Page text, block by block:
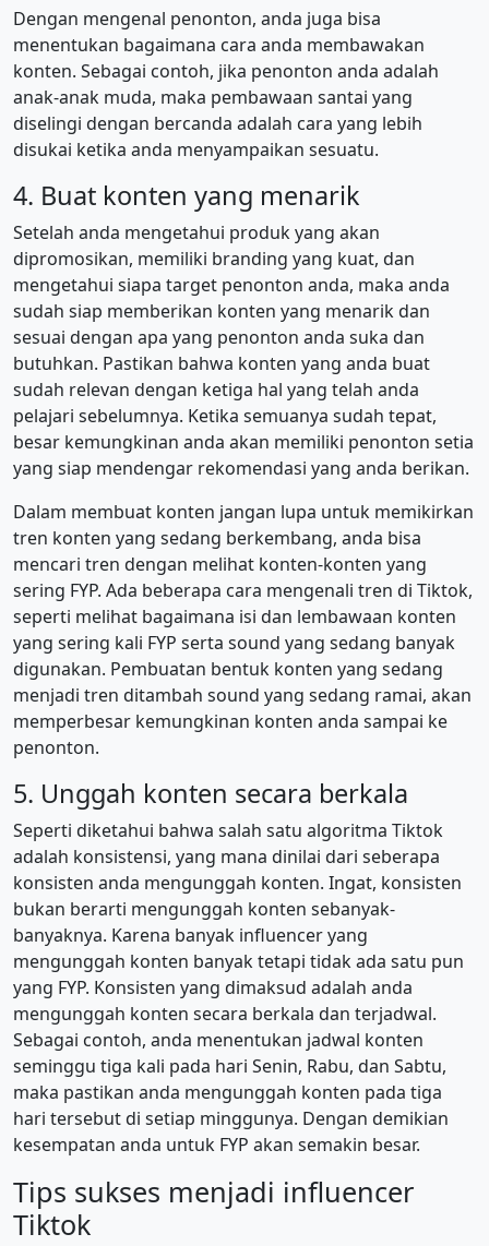
Dengan mengenal penonton, anda juga bisa
menentukan bagaimana cara anda membawakan
konten. Sebagai contoh, jika penonton anda adalah
anak-anak muda, maka pembawaan santai yang
diselingi dengan bercanda adalah cara yang lebih
disukai ketika anda menyampaikan sesuatu.
4. Buat konten yang menarik
Setelah anda mengetahui produk yang akan
dipromosikan, memiliki branding yang kuat, dan
mengetahui siapa target penonton anda, maka anda
sudah siap memberikan konten yang menarik dan
sesuai dengan apa yang penonton anda suka dan
butuhkan. Pastikan bahwa konten yang anda buat
sudah relevan dengan ketiga hal yang telah anda
pelajari sebelumnya. Ketika semuanya sudah tepat,
besar kemungkinan anda akan memiliki penonton setia
yang siap mendengar rekomendasi yang anda berikan.
Dalam membuat konten jangan lupa untuk memikirkan
tren konten yang sedang berkembang, anda bisa
mencari tren dengan melihat konten-konten yang
sering FYP. Ada beberapa cara mengenali tren di Tiktok,
seperti melihat bagaimana isi dan lembawaan konten
yang sering kali FYP serta sound yang sedang banyak
digunakan. Pembuatan bentuk konten yang sedang
menjadi tren ditambah sound yang sedang ramai, akan
memperbesar kemungkinan konten anda sampai ke
penonton.
5. Unggah konten secara berkala
Seperti diketahui bahwa salah satu algoritma Tiktok
adalah konsistensi, yang mana dinilai dari seberapa
konsisten anda mengunggah konten. Ingat, konsisten
bukan berarti mengunggah konten sebanyak-
banyaknya. Karena banyak influencer yang
mengunggah konten banyak tetapi tidak ada satu pun
yang FYP. Konsisten yang dimaksud adalah anda
mengunggah konten secara berkala dan terjadwal.
Sebagai contoh, anda menentukan jadwal konten
seminggu tiga kali pada hari Senin, Rabu, dan Sabtu,
maka pastikan anda mengunggah konten pada tiga
hari tersebut di setiap minggunya. Dengan demikian
kesempatan anda untuk FYP akan semakin besar.
Tips sukses menjadi influencer
Tiktok